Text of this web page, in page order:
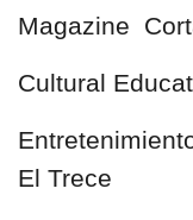
Magazine
Cultural
El Trece